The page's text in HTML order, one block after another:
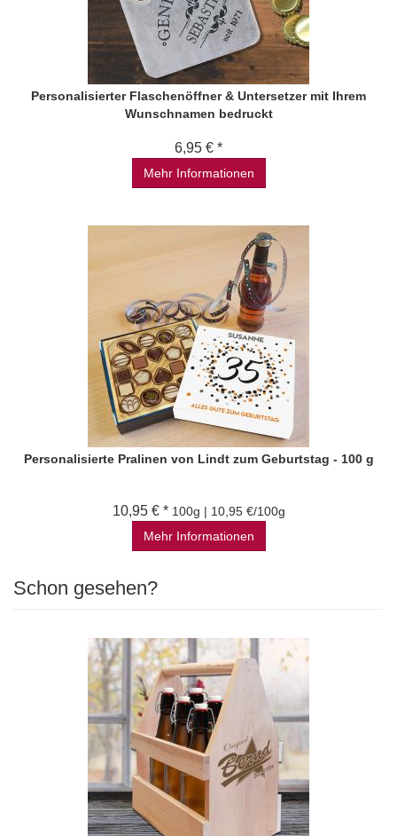
Personalisierter Flaschenöffner & Untersetzer mit Ihrem
Wunschnamen bedruckt
6,95 € *
Mehr Informationen
Personalisierte Pralinen von Lindt zum Geburtstag - 100 g
10,95 € * 100g | 10,95 €/100g
Mehr Informationen
Schon gesehen?